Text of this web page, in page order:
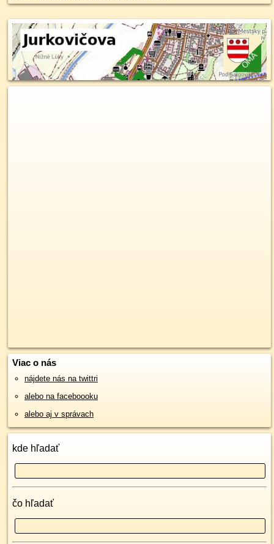
Viac o nás
nájdete nás na twittri
alebo na faceboooku
alebo aj v správach
kde hľadať
čo hľadať